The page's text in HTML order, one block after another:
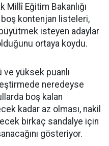
Millî Eğitim Bakanlığı
boş kontenjan listeleri,
isteyen adaylar
ortaya koydu.
yüksek puanlı
neredeyse
boş kalan
kadar az olması, nakil
birkaç sandalye için
gösteriyor.